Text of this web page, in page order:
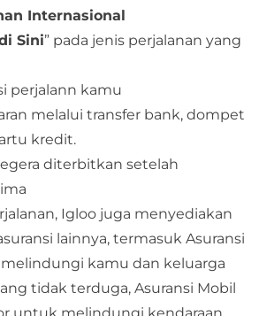
Internasional
Sini” pada jenis perjalanan yang
perjalann kamu
melalui transfer bank, dompet
kredit.
diterbitkan setelah
Igloo juga menyediakan
lainnya, termasuk Asuransi
kamu dan keluarga
tidak terduga, Asuransi Mobil
untuk melindungi kendaraan